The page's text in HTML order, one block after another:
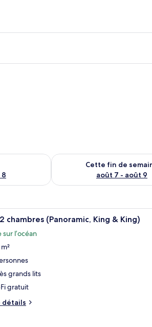
demain août 7 - août 8
Cette fin de
août 7 - août 9
Vérifier la disponibilité
fenêtre avec des rideaux, une chaise en bois et
:
Une chambre d’hôtel
chambres (Panoramic, King & King)
sur l’océan
grands lits
gratuit
détails